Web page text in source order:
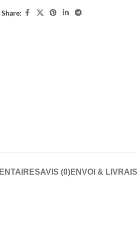
Share:
AVIS (0)ENVOI &